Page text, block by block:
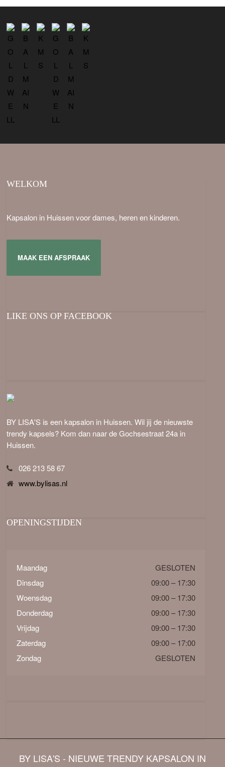
WELKOM
Kapsalon in Huissen voor dames, heren en kinderen.
MAAK EEN AFSPRAAK
LIKE ONS OP FACEBOOK
BY LISA'S is een kapsalon in Huissen. Wil jij de nieuwste
trendy kapsels? Kom dan naar de Gochsestraat 24a in
Huissen.
026 213 58 67
www.bylisas.nl
OPENINGSTIJDEN
Maandag
GESLOTEN
Dinsdag
09:00 – 17:30
Woensdag
09:00 – 17:30
Donderdag
09:00 – 17:30
Vrijdag
09:00 – 17:30
Zaterdag
09:00 – 17:00
Zondag
GESLOTEN
BY LISA'S - NIEUWE TRENDY KAPSALON IN